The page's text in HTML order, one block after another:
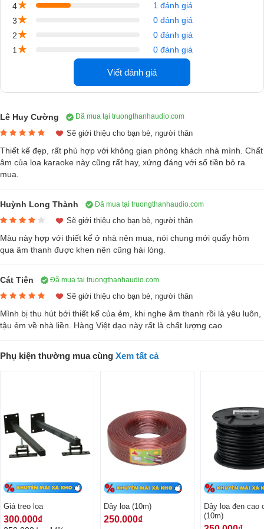
với mặt sàn là cao su giúp việc di chuyển dễ dàng và không gây trầy
xước gì cho gian phòng của bạn.
Phiên bản Calvados sở hữu cho mình gam màu táo đỏ vô cùng lôi
cuốn, mang lại vẻ sang trọng và thời thượng mà ít dòng
nâu đỏ đến đỏ sậm theo ánh sáng và góc nhìn càng tôn lên vẻ cuốn
Thiết kế 4 loa, 3 đường tiếng
Bên cạnh thiết kế này, loa Woofer 12 inch đảm nhiệm dải trầm có khả
năng trình diễn âm thanh như một subwoofer thực thụ mang lại âm
Tweeter dome lụa với dầu giải nhiệt ferro - fluid giúp ổn định hoạt
động của cuộn dây âm thanh giúp loa karaoke luôn duy trì được chất
lượng thiết kế trong quá trình di chuyển, giảm tối đa sự méo tiếng.
4★
1 đánh giá
3★
0 đánh giá
2★
0 đánh giá
1★ 0 đánh giá
Viết đánh giá
Lê Huy Cường Đã mua tại truongthanhaudio.com
Sẽ giới thiệu cho bạn bè, người thân
Thiết kế đẹp, rất phù hợp với không gian phòng khách nhà mình. Chất
âm của loa karaoke này cũng rất hay, xứng đáng với số tiền bỏ ra
mua.
Huỳnh Long Thành Đã mua tại truongthanhaudio.com
Sẽ giới thiệu cho bạn bè, người thân
Màu này hợp với thiết kế ở nhà nên mua, nói chung mới quẩy hôm
qua âm thanh được khen nên cũng hài lòng.
Cát Tiên Đã mua tại truongthanhaudio.com
Sẽ giới thiệu cho bạn bè, người thân
Mình bị thu hút bới thiết kế của ẻm, khi nghe âm thanh rồi là yêu luôn,
tậu ẻm về nhà liền. Hàng Việt dạo này rất là chất lượng cao
Phụ kiện thường mua cùng Xem tất cả
Giá treo loa
300.000₫
Dây loa (10m)
250.000₫
Dây loa đen cao
(10m)